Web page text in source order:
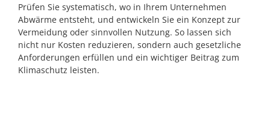
Prüfen Sie systematisch, wo in Ihrem Unternehmen
Abwärme entsteht, und entwickeln Sie ein Konzept zur
Vermeidung oder sinnvollen Nutzung. So lassen sich
nicht nur Kosten reduzieren, sondern auch gesetzliche
Anforderungen erfüllen und ein wichtiger Beitrag zum
Klimaschutz leisten.